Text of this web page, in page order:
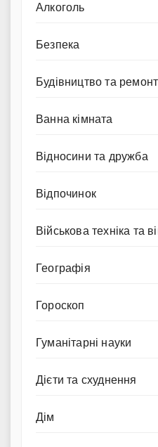
Алкоголь
Безпека
Будівництво та ремонт
Ванна кімната
Відносини та дружба
Відпочинок
Військова техніка та
Географія
Гороскоп
Гуманітарні науки
Дієти та схуднення
Дім